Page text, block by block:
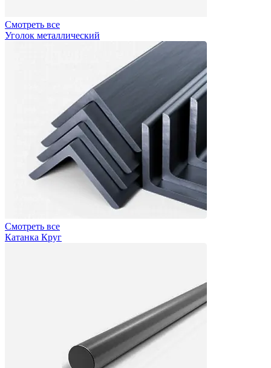
Смотреть все
Уголок металлический
Смотреть все
Катанка Круг